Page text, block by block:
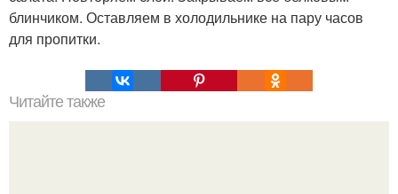
блинчиком. Оставляем в холодильнике на пару часов
для пропитки.
Читайте также